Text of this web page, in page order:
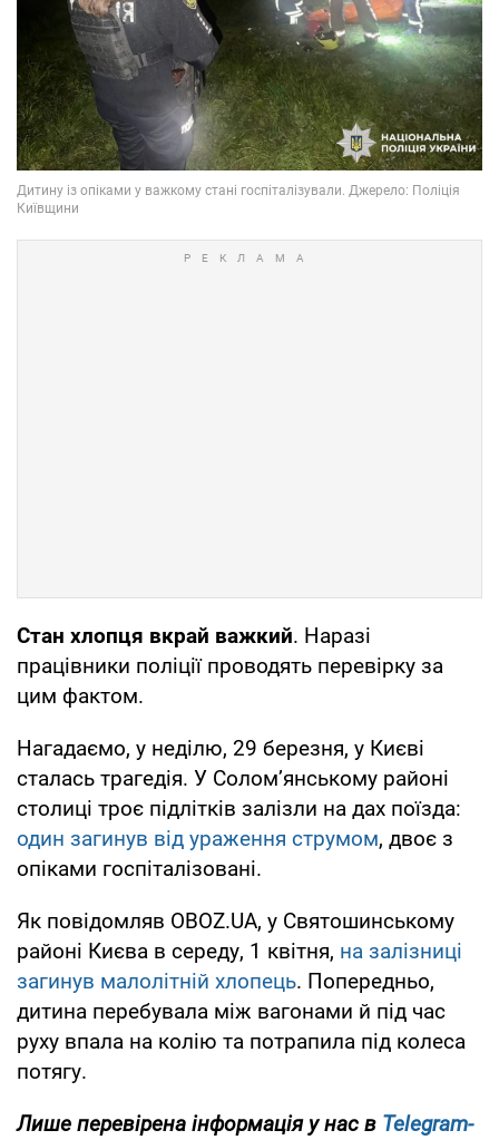
Стан хлопця вкрай важкий. Наразі
працівники поліції проводять перевірку за
цим фактом.
Нагадаємо, у неділю, 29 березня, у Києві
сталась трагедія. У Солом’янському районі
столиці троє підлітків залізли на дах поїзда:
один загинув від ураження струмом, двоє з
опіками госпіталізовані.
Як повідомляв OBOZ.UA, у Святошинському
районі Києва в середу, 1 квітня, на залізниці
загинув малолітній хлопець. Попередньо,
дитина перебувала між вагонами й під час
руху впала на колію та потрапила під колеса
потягу.
Лише перевірена інформація у нас в Telegram-